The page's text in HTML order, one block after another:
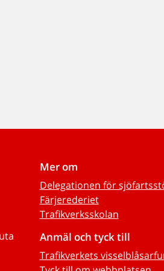
Mer om
Delegationen för
Färjerederiet
Trafikverksskolan
Anmäl och tyck till
Trafikverkets